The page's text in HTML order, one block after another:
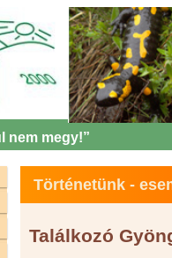
nem megy!”
Történetünk -
Találkozó